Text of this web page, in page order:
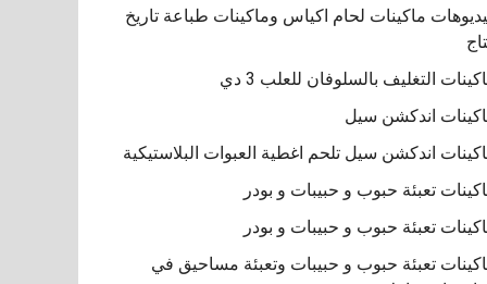
ماكينات لحام اكياس وماكينات طباعة تاريخ
التغليف بالسلوفان للعلب 3 دي
اندكشن سيل
اندكشن سيل تلحم اغطية العبوات البلاستيكية
تعبئة حبوب و حبيبات و بودر
تعبئة حبوب و حبيبات و بودر
تعبئة حبوب و حبيبات وتعبئة مساحيق في